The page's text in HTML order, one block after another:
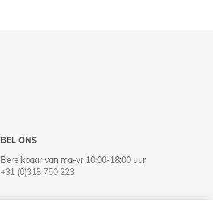
BEL ONS
Bereikbaar van ma-vr 10:00-18:00 uur
+31 (0)318 750 223